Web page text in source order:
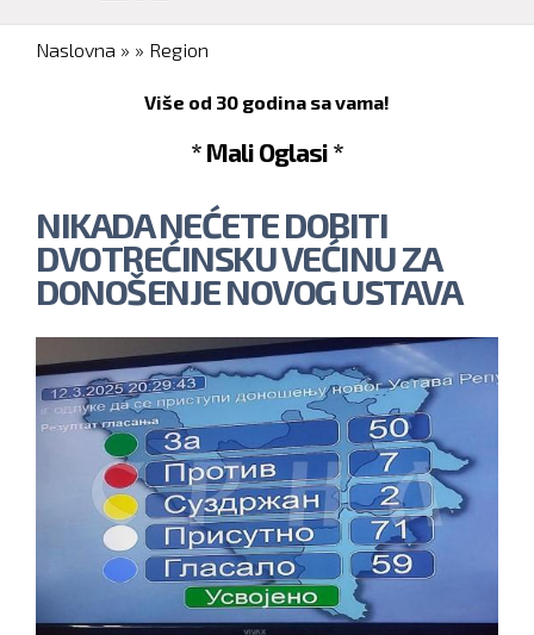
You are here
Naslovna » » Region
Više od 30 godina sa vama!
* Mali Oglasi *
NIKADA NEĆETE DOBITI
DVOTREĆINSKU VEĆINU ZA
DONOŠENJE NOVOG USTAVA